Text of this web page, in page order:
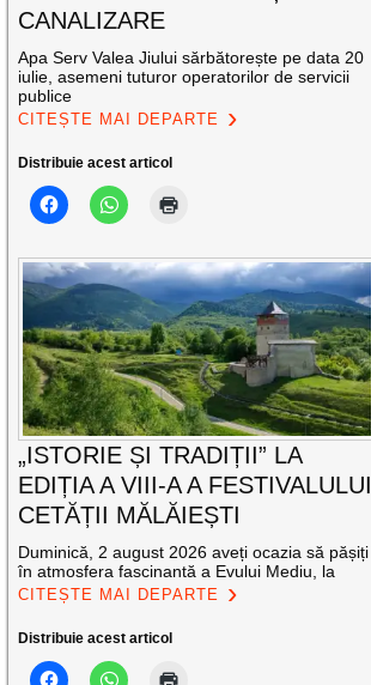
CANALIZARE
Apa Serv Valea Jiului sărbătorește pe data 20
iulie, asemeni tuturor operatorilor de servicii
publice
CITEȘTE MAI DEPARTE
Distribuie acest articol
„ISTORIE ȘI TRADIȚII” LA
EDIȚIA A VIII-A A FESTIVALULUI
CETĂȚII MĂLĂIEȘTI
Duminică, 2 august 2026 aveți ocazia să pășiți
în atmosfera fascinantă a Evului Mediu, la
CITEȘTE MAI DEPARTE
Distribuie acest articol